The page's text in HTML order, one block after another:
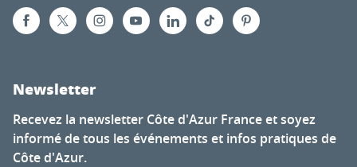
Newsletter
Recevez la newsletter Côte d'Azur France et soyez
informé de tous les événements et infos pratiques de
Côte d'Azur.